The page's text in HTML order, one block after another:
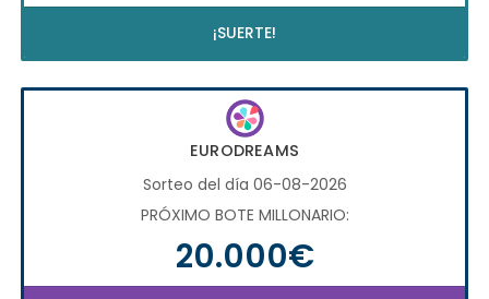
¡SUERTE!
EURODREAMS
Sorteo del día 06-08-2026
PRÓXIMO BOTE MILLONARIO:
20.000€